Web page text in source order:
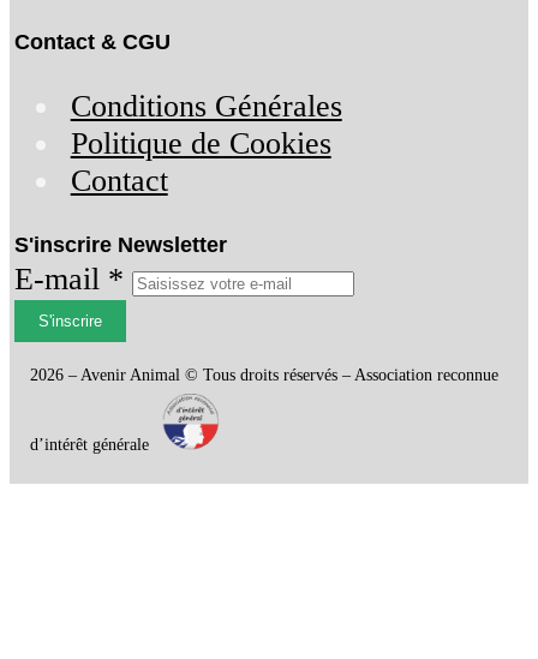
Contact & CGU
Conditions Générales
Politique de Cookies
Contact
S'inscrire Newsletter
E-mail *
S'inscrire
2026 – Avenir Animal © Tous droits réservés – Association reconnue
d’intérêt générale